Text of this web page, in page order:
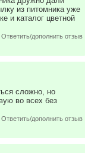
из питомника уже
и каталог цветной
Ответить/дополнить отзыв
сложно, но
во всех без
Ответить/дополнить отзыв